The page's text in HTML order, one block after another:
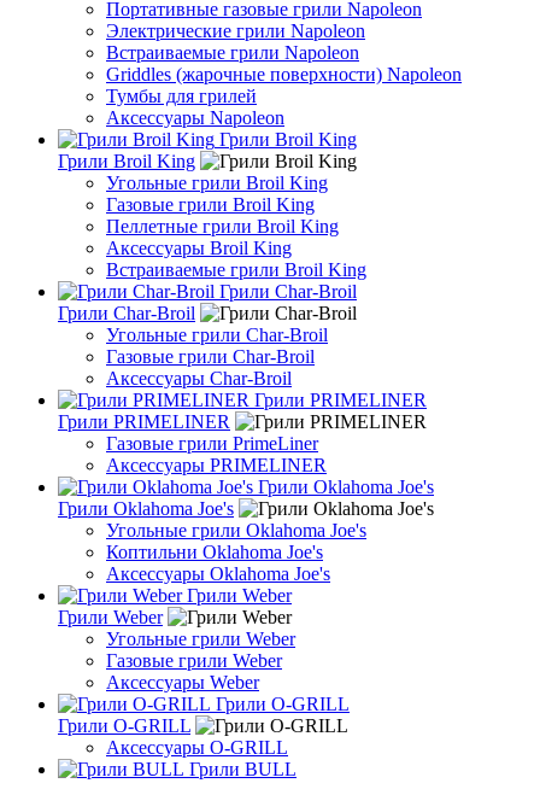
Портативные газовые грили Napoleon
Электрические грили Napoleon
Встраиваемые грили Napoleon
Griddles (жарочные поверхности) Napoleon
Тумбы для грилей
Аксессуары Napoleon
Грили Broil King
Грили Broil King
Угольные грили Broil King
Газовые грили Broil King
Пеллетные грили Broil King
Аксессуары Broil King
Встраиваемые грили Broil King
Грили Char-Broil
Грили Char-Broil
Угольные грили Char-Broil
Газовые грили Char-Broil
Аксессуары Char-Broil
Грили PRIMELINER
Грили PRIMELINER
Газовые грили PrimeLiner
Аксессуары PRIMELINER
Грили Oklahoma Joe's
Грили Oklahoma Joe's
Угольные грили Oklahoma Joe's
Коптильни Oklahoma Joe's
Аксессуары Oklahoma Joe's
Грили Weber
Грили Weber
Угольные грили Weber
Газовые грили Weber
Аксессуары Weber
Грили O-GRILL
Грили O-GRILL
Аксессуары O-GRILL
Грили BULL